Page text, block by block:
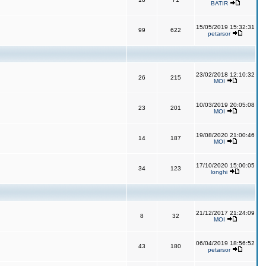
BATIR
99 622
15/05/2019 15:32:31
petarsor
26 215
23/02/2018 12:10:32
MOI
23 201
10/03/2019 20:05:08
MOI
14 187
19/08/2020 21:00:46
MOI
34 123
17/10/2020 15:00:05
longhi
8 32
21/12/2017 21:24:09
MOI
43 180
06/04/2019 18:56:52
petarsor